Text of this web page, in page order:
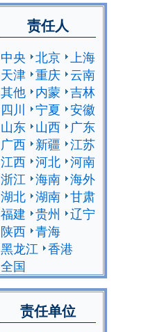
责任人
中央 北京
上海
天津 重庆 云南
其他 内蒙 吉林
四川
宁夏 安徽
山东 山西
广东
广西 新疆 江苏
江西 河北 河南
浙江 海南 海外
湖北 湖南 甘肃
福建 贵州
辽宁
陕西 青海
黑龙江 香港
全国
责任单位